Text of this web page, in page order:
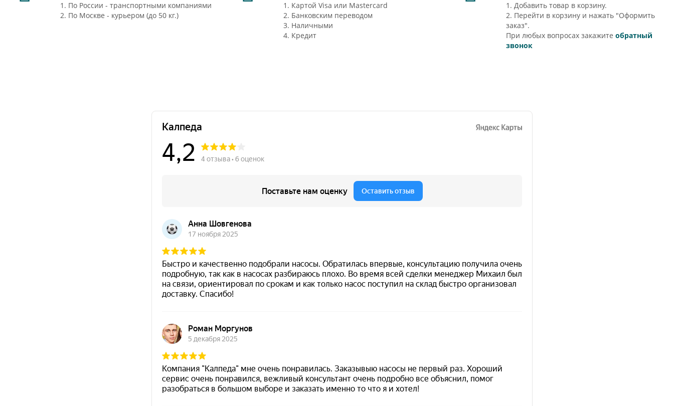
1. По России - транспортными компаниями
2. По Москве - курьером (до 50 кг.)
1. Картой Visa или Mastercard
2. Банковским переводом
3. Наличными
4. Кредит
1. Добавить товар в корзину.
2. Перейти в корзину и нажать "Оформить
заказ".
При любых вопросах закажитеобратный
звонок